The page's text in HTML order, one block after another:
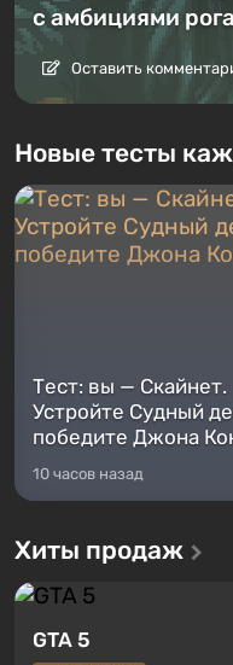
с амбициями
Оставить
Новые тесты
Тест: вы — Скайнет.
Устройте Судный
победите Джона
10 часов назад
Хиты продаж
GTA 5